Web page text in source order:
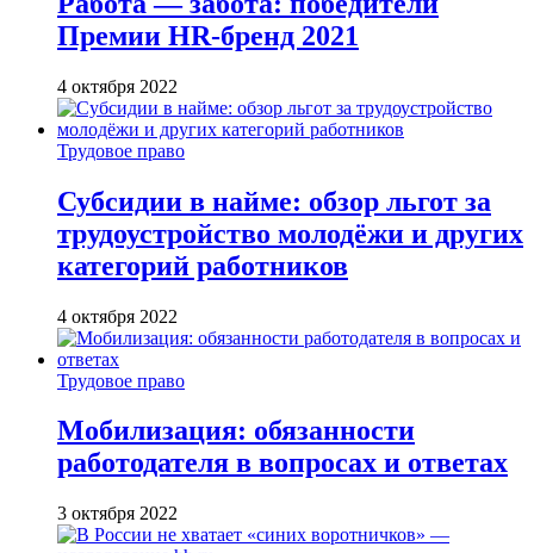
Премии HR-бренд 2021
4 октября 2022
Трудовое право
Субсидии в найме: обзор льгот за
трудоустройство молодёжи и других
категорий работников
4 октября 2022
Трудовое право
Мобилизация: обязанности
работодателя в вопросах и ответах
3 октября 2022